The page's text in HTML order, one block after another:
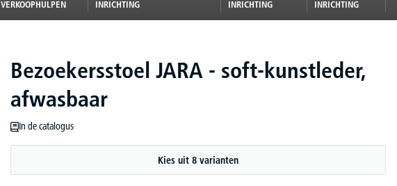
VERKOOPHULPEN
INRICHTING
INRICHTING
INRICHTING
Bezoekersstoel JARA - soft-kunstleder,
afwasbaar
In de catalogus
Kies uit 8 varianten